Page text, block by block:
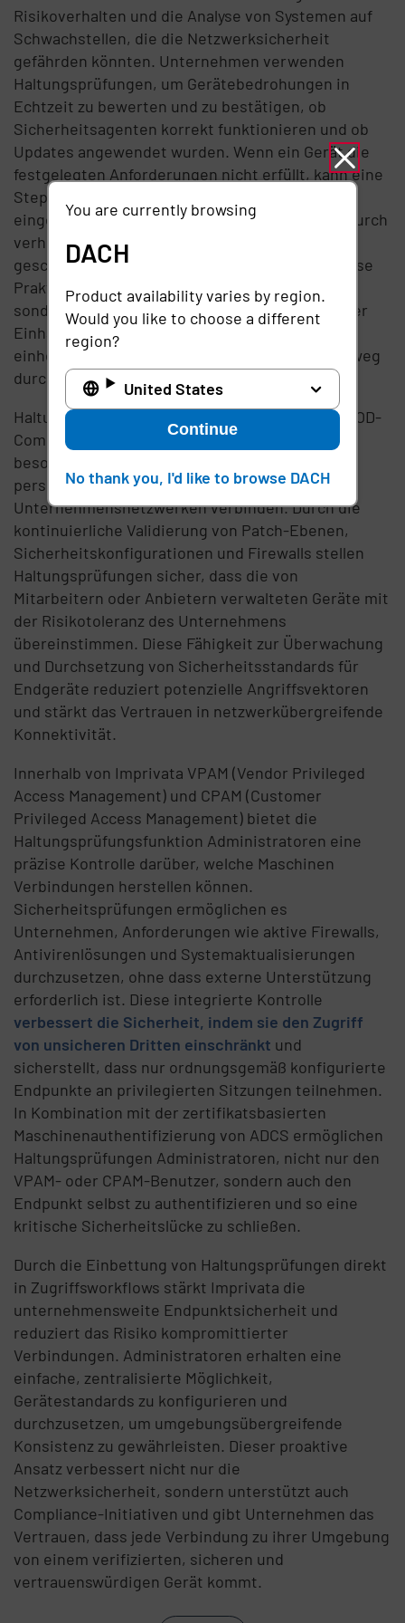
Risikoverhalten und die Analyse von Systemen auf
Schwachstellen, die die Netzwerksicherheit
gefährden könnten. Unternehmen verwenden
Haltungsprüfungen, um Gerätebedrohungen in
Echtzeit zu bewerten und zu bestätigen, ob
Sicherheitsagenten korrekt funktionieren und ob
Updates angewendet wurden. Wenn ein Gerät die
festgelegten Anforderungen nicht erfüllt, kann eine
Step-up-Authentifizierung oder ein
eingeschränkter Zugriff ausgelöst werden, wodurch
verhindert wird, dass sich anfällige Systeme mit
geschäftskritischen Ressourcen verbinden. Diese
Praktiken verbessern nicht nur die Sicherheit,
sondern unterstützen Unternehmen auch bei der
Einhaltung gesetzlicher Vorschriften, indem sie
einheitliche Standards über alle Endpunkte hinweg
durchsetzen.
Haltungsprüfungen sind in Umgebungen mit BYOD-
Compliance-Richtlinien (Bring Your Own Device)
besonders wichtig geworden, in denen sich
persönliche Endpunkte regelmäßig mit
Unternehmensnetzwerken verbinden. Durch die
kontinuierliche Validierung von Patch-Ebenen,
Sicherheitskonfigurationen und Firewalls stellen
Haltungsprüfungen sicher, dass die von
Mitarbeitern oder Anbietern verwalteten Geräte mit
der Risikotoleranz des Unternehmens
übereinstimmen. Diese Fähigkeit zur Überwachung
und Durchsetzung von Sicherheitsstandards für
Endgeräte reduziert potenzielle Angriffsvektoren
und stärkt das Vertrauen in netzwerkübergreifende
Konnektivität.
Innerhalb von Imprivata VPAM (Vendor Privileged
Access Management) und CPAM (Customer
Privileged Access Management) bietet die
Haltungsprüfungsfunktion Administratoren eine
präzise Kontrolle darüber, welche Maschinen
Verbindungen herstellen können.
Sicherheitsprüfungen ermöglichen es
Unternehmen, Anforderungen wie aktive Firewalls,
Antivirenlösungen und Systemaktualisierungen
durchzusetzen, ohne dass externe Unterstützung
erforderlich ist. Diese integrierte Kontrolle
verbessert die Sicherheit, indem sie den Zugriff
von unsicheren Dritten einschränkt und
sicherstellt, dass nur ordnungsgemäß konfigurierte
Endpunkte an privilegierten Sitzungen teilnehmen.
In Kombination mit der zertifikatsbasierten
Maschinenauthentifizierung von ADCS ermöglichen
Haltungsprüfungen Administratoren, nicht nur den
VPAM- oder CPAM-Benutzer, sondern auch den
Endpunkt selbst zu authentifizieren und so eine
kritische Sicherheitslücke zu schließen.
Durch die Einbettung von Haltungsprüfungen direkt
in Zugriffsworkflows stärkt Imprivata die
unternehmensweite Endpunktsicherheit und
reduziert das Risiko kompromittierter
Verbindungen. Administratoren erhalten eine
einfache, zentralisierte Möglichkeit,
Gerätestandards zu konfigurieren und
durchzusetzen, um umgebungsübergreifende
Konsistenz zu gewährleisten. Dieser proaktive
Ansatz verbessert nicht nur die
Netzwerksicherheit, sondern unterstützt auch
Compliance-Initiativen und gibt Unternehmen das
Vertrauen, dass jede Verbindung zu ihrer Umgebung
von einem verifizierten, sicheren und
vertrauenswürdigen Gerät kommt.
You are currently browsing
DACH
Product availability varies by region.
Would you like to choose a different
region?
United States
Continue
No thank you, I'd like to browse DACH